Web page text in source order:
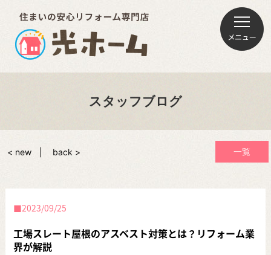
スタッフブログ
一覧
< new back >
2023/09/25
工場スレート屋根のアスベスト対策とは？リフォーム業
界が解説